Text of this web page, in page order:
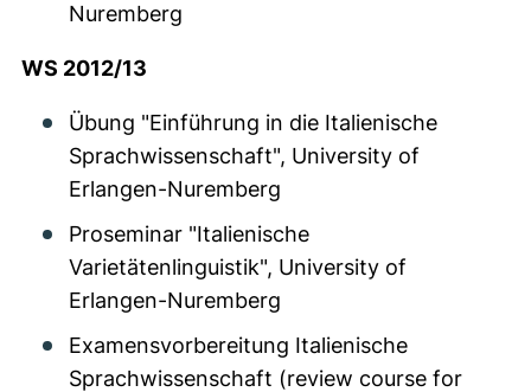
Nuremberg
WS 2012/13
Übung "Einführung in die Italienische
Sprachwissenschaft", University of
Erlangen-Nuremberg
Proseminar "Italienische
Varietätenlinguistik", University of
Erlangen-Nuremberg
Examensvorbereitung Italienische
Sprachwissenschaft (review course for